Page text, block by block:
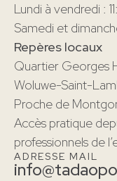
Lundi à vendredi :
Samedi et
Repères locaux
Quartier Georges
Woluwe-Saint-
Proche de
Accès pratique
professionnels de
ADRESSE MAIL